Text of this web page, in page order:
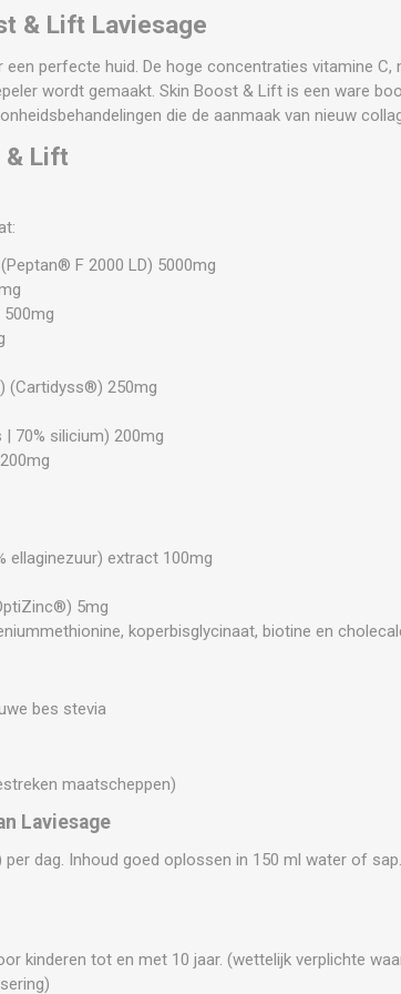
& Lift Laviesage
perfecte huid. De hoge concentraties vitamine C,
wordt gemaakt. Skin Boost & Lift is een ware
die de aanmaak van nieuw
& Lift
F 2000 LD) 5000mg
(Cartidyss®) 250mg
70% silicium) 200mg
ellaginezuur) extract 100mg
5mg
koperbisglycinaat, biotine en
bes stevia
maatscheppen)
Laviesage
dag. Inhoud goed oplossen in 150 ml water of
kinderen tot en met 10 jaar. (wettelijk verplichte